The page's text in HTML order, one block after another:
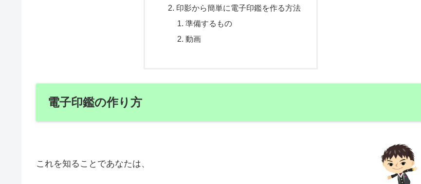
印影から簡単に電子印鑑を作る方法
準備するもの
動画
電子印鑑の作り方
これを知ることであなたは、